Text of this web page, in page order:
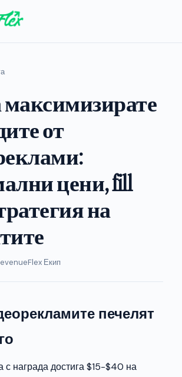
от
цени, fill
на
Екип
печелят
с награда достига $15-$40 на